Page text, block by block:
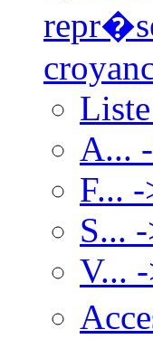
A...
F...
S...
V...